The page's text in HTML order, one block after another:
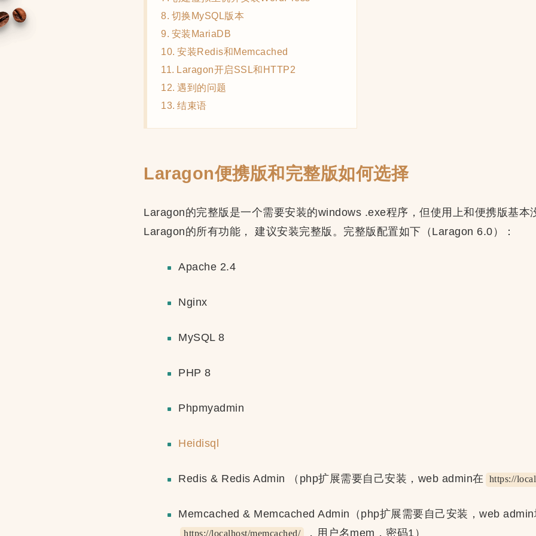
切换MySQL版本
安装MariaDB
安装Redis和Memcached
Laragon开启SSL和HTTP2
遇到的问题
结束语
Laragon便携版和完整版如何选择
Laragon的完整版是一个需要安装的windows .exe程序，但使用上和便携版基本
Laragon的所有功能， 建议安装完整版。完整版配置如下（Laragon 6.0）：
Apache 2.4
Nginx
MySQL 8
PHP 8
Phpmyadmin
Heidisql
Redis & Redis Admin （php扩展需要自己安装，web admin在 https://
Memcached & Memcached Admin（php扩展需要自己安装，web admin
https://localhost/memcached/ ，用户名mem，密码1）